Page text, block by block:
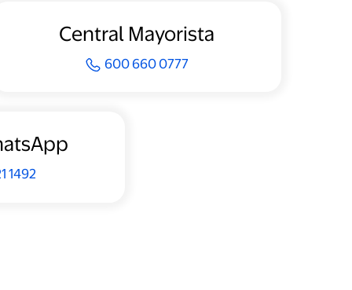
Central Mayorista
600 660 0777
1492